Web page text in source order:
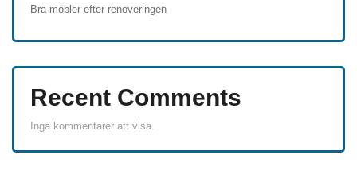
Bra möbler efter renoveringen
Recent Comments
Inga kommentarer att visa.